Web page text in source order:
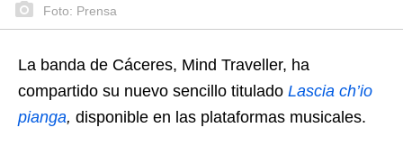
Foto: Prensa
La banda de Cáceres, Mind Traveller, ha
compartido su nuevo sencillo titulado Lascia ch’io
pianga, disponible en las plataformas musicales.